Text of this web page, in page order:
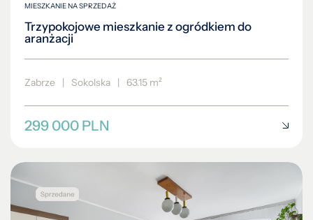
MIESZKANIE NA SPRZEDAŻ
Trzypokojowe mieszkanie z ogródkiem do
aranżacji
Zabrze | Sokolska | 63.15 m²
299 000 PLN